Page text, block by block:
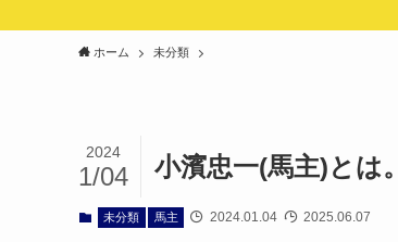
ホーム 未分類
小濱忠一(馬主)とは
2024
1/04
未分類 馬主 2024.01.04 2025.06.07